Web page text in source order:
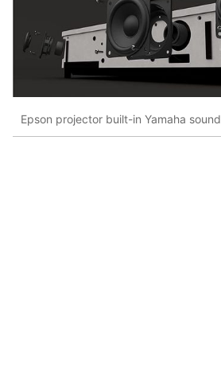
Epson projector built-in Yamaha sound